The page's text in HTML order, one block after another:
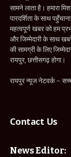
सामने लाता है। हमारा
पारदर्शिता के साथ
महत्वपूर्ण खबर को हम
और जिम्मेदारी के साथ
की सामग्री के लिए
रायपुर, छत्तीसगढ़ होगा।
रायपुर न्यूज नेटवर्क –
Contact Us
News Editor: